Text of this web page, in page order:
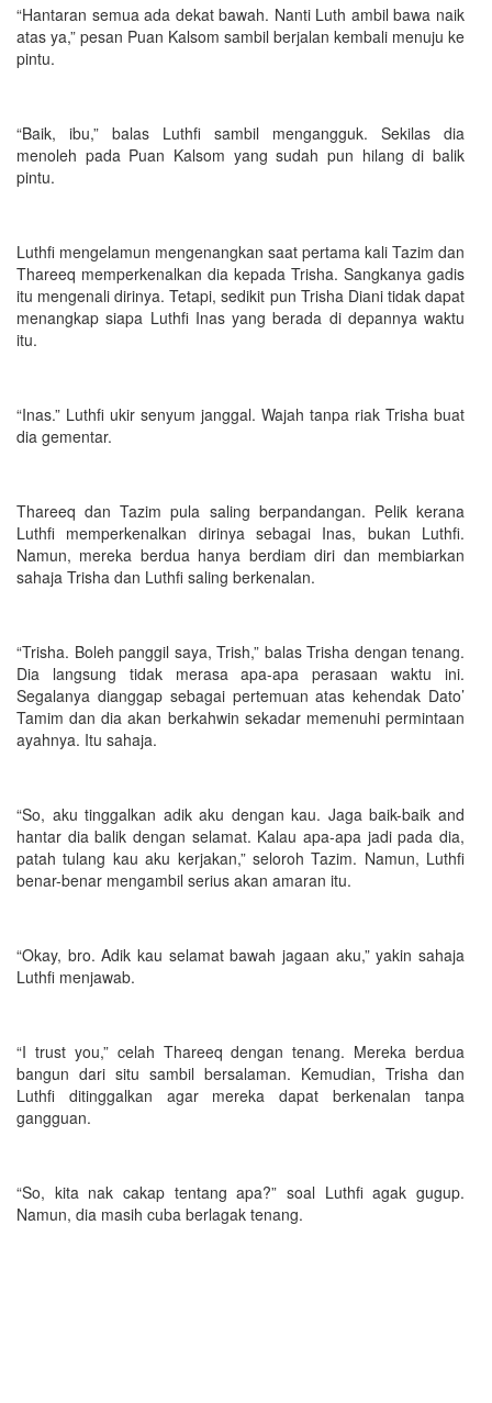
“Hantaran semua ada dekat bawah. Nanti Luth ambil bawa naik
atas ya,” pesan Puan Kalsom sambil berjalan kembali menuju ke
pintu.
“Baik, ibu,” balas Luthfi sambil mengangguk. Sekilas dia
menoleh pada Puan Kalsom yang sudah pun hilang di balik
pintu.
Luthfi mengelamun mengenangkan saat pertama kali Tazim dan
Thareeq memperkenalkan dia kepada Trisha. Sangkanya gadis
itu mengenali dirinya. Tetapi, sedikit pun Trisha Diani tidak dapat
menangkap siapa Luthfi Inas yang berada di depannya waktu
itu.
“Inas.” Luthfi ukir senyum janggal. Wajah tanpa riak Trisha buat
dia gementar.
Thareeq dan Tazim pula saling berpandangan. Pelik kerana
Luthfi memperkenalkan dirinya sebagai Inas, bukan Luthfi.
Namun, mereka berdua hanya berdiam diri dan membiarkan
sahaja Trisha dan Luthfi saling berkenalan.
“Trisha. Boleh panggil saya, Trish,” balas Trisha dengan tenang.
Dia langsung tidak merasa apa-apa perasaan waktu ini.
Segalanya dianggap sebagai pertemuan atas kehendak Dato’
Tamim dan dia akan berkahwin sekadar memenuhi permintaan
ayahnya. Itu sahaja.
“So, aku tinggalkan adik aku dengan kau. Jaga baik-baik and
hantar dia balik dengan selamat. Kalau apa-apa jadi pada dia,
patah tulang kau aku kerjakan,” seloroh Tazim. Namun, Luthfi
benar-benar mengambil serius akan amaran itu.
“Okay, bro. Adik kau selamat bawah jagaan aku,” yakin sahaja
Luthfi menjawab.
“I trust you,” celah Thareeq dengan tenang. Mereka berdua
bangun dari situ sambil bersalaman. Kemudian, Trisha dan
Luthfi ditinggalkan agar mereka dapat berkenalan tanpa
gangguan.
“So, kita nak cakap tentang apa?” soal Luthfi agak gugup.
Namun, dia masih cuba berlagak tenang.